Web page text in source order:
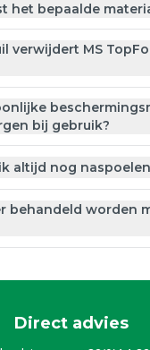
het bepaalde
verwijdert MS
bij gebruik?
altijd nog
behandeld worden
Direct advies